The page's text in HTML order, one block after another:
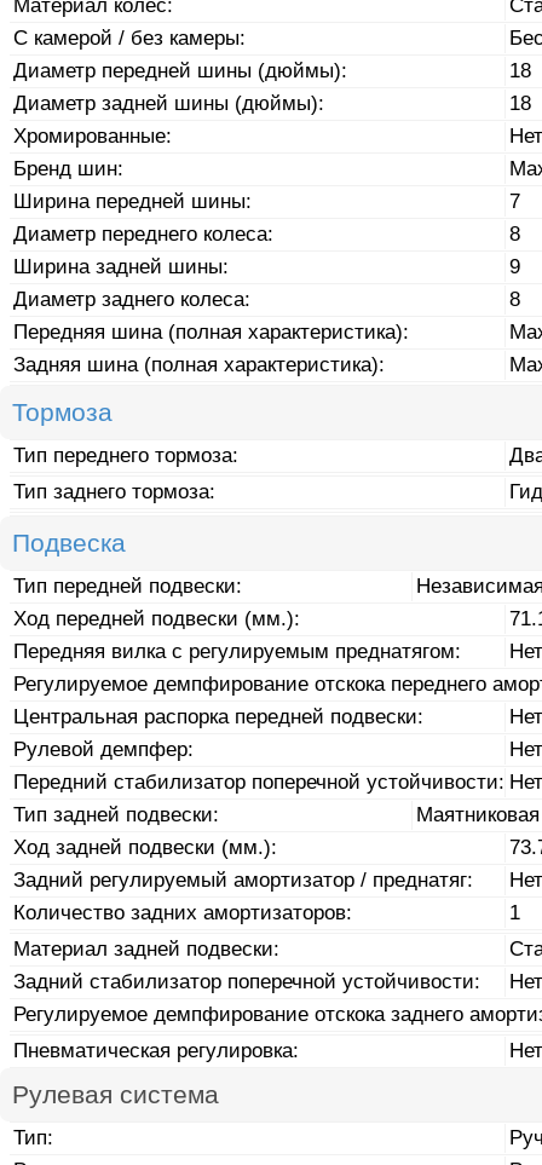
Материал колес:
С камерой / без камеры:
Диаметр передней шины (дюймы):
18
Диаметр задней шины (дюймы):
18
Хромированные:
Нет
Бренд шин:
Ширина передней шины:
7
Диаметр переднего колеса:
8
Ширина задней шины:
9
Диаметр заднего колеса:
8
Передняя шина (полная характеристика):
Задняя шина (полная характеристика):
Тормоза
Тип переднего тормоза:
Тип заднего тормоза:
Подвеска
Тип передней подвески:
Ход передней подвески (мм.):
Передняя вилка с регулируемым преднатягом:
Нет
Регулируемое демпфирование отскока переднего
Центральная распорка передней подвески:
Нет
Рулевой демпфер:
Нет
Передний стабилизатор поперечной устойчивости: Нет
Тип задней подвески:
Маятниковая
Ход задней подвески (мм.):
Задний регулируемый амортизатор / преднатяг:
Нет
Количество задних амортизаторов:
1
Материал задней подвески:
Задний стабилизатор поперечной устойчивости:
Нет
Регулируемое демпфирование отскока заднего
Пневматическая регулировка:
Нет
Рулевая система
Тип: